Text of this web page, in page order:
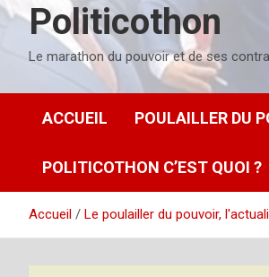
Politicothon
Le marathon du pouvoir et de ses
ACCUEIL POULAILLER DU
POLITICOTHON C’EST QUOI ?
Accueil Le poulailler du pouvoir,